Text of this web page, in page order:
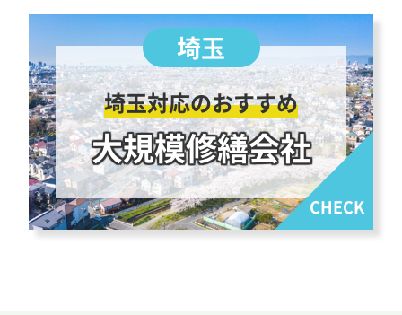
埼玉対応のおすすめ
大規模修繕会社